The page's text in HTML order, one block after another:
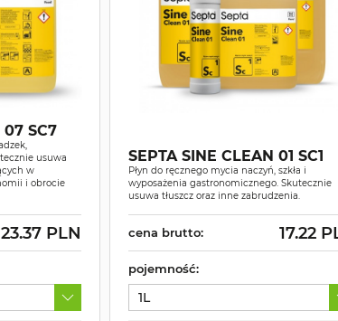
07 SC7
usuwa
w
i obrocie
23.37 PLN
SEPTA SINE CLEAN 01 SC1
Płyn do ręcznego mycia naczyń, szkła i
wyposażenia gastronomicznego. Skutecznie
usuwa tłuszcz oraz inne zabrudzenia.
cena brutto: 17.22
pojemność:
1L